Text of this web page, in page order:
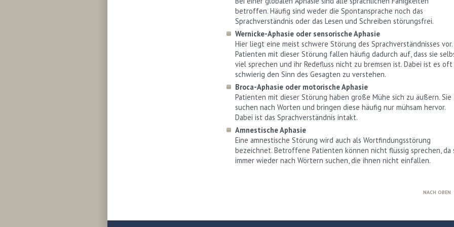
betroffen. Häufig sind weder die Spontansprache noch das
Sprachverständnis oder das Lesen und Schrei­ben störungsfrei.
Wernicke-Aphasie oder sensorische Aphasie
Hier liegt eine meist schwere Störung des Sprachverständnisses vor.
Patienten mit dieser Störung fallen häufig dadurch auf, dass sie
viel sprechen und ihr Redefluss nicht zu bremsen ist. Dabei ist es oft
schwierig den Sinn des Gesagten zu verstehen.
Broca-Aphasie oder motorische Aphasie
Patienten mit dieser Störung haben große Mühe sich zu äußern. Sie
suchen nach Worten und bringen diese häufig nur mühsam hervor.
Dabei ist das Sprachverständnis intakt.
Amnestische Aphasie
Eine amnestische Störung wird auch als Wortfindungsstörung
bezeichnet. Betroffene Patienten können nicht flüssig sprechen, da
immer wieder nach Wörtern suchen, die ihnen nicht einfallen.
NACH OBEN